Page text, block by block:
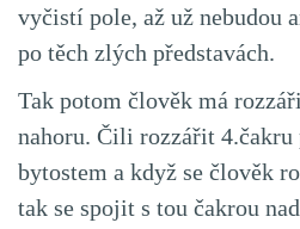
vyčistí pole, až už nebudou
po těch zlých představách.
Tak potom člověk má
nahoru. Čili rozzářit 4.čakru
bytostem a když se člověk
tak se spojit s tou čakrou